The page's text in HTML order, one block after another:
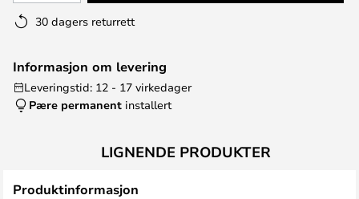
30 dagers returrett
Informasjon om levering
Leveringstid: 12 - 17 virkedager
Pære permanent installert
LIGNENDE PRODUKTER
Produktinformasjon